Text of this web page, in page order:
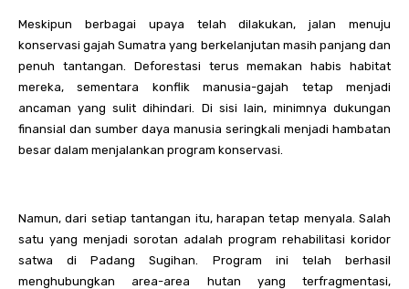
Meskipun berbagai upaya telah dilakukan, jalan menuju
konservasi gajah Sumatra yang berkelanjutan masih panjang dan
penuh tantangan. Deforestasi terus memakan habis habitat
mereka, sementara konflik manusia-gajah tetap menjadi
ancaman yang sulit dihindari. Di sisi lain, minimnya dukungan
finansial dan sumber daya manusia seringkali menjadi hambatan
besar dalam menjalankan program konservasi.
Namun, dari setiap tantangan itu, harapan tetap menyala. Salah
satu yang menjadi sorotan adalah program rehabilitasi koridor
satwa di Padang Sugihan. Program ini telah berhasil
menghubungkan area-area hutan yang terfragmentasi,